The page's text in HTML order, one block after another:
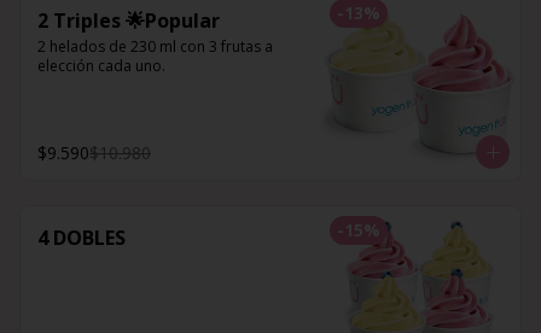
-13%
2 Triples 🌟Popular
2 helados de 230 ml con 3 frutas a
elección cada uno.
$9.590$10.980
-15%
4 DOBLES